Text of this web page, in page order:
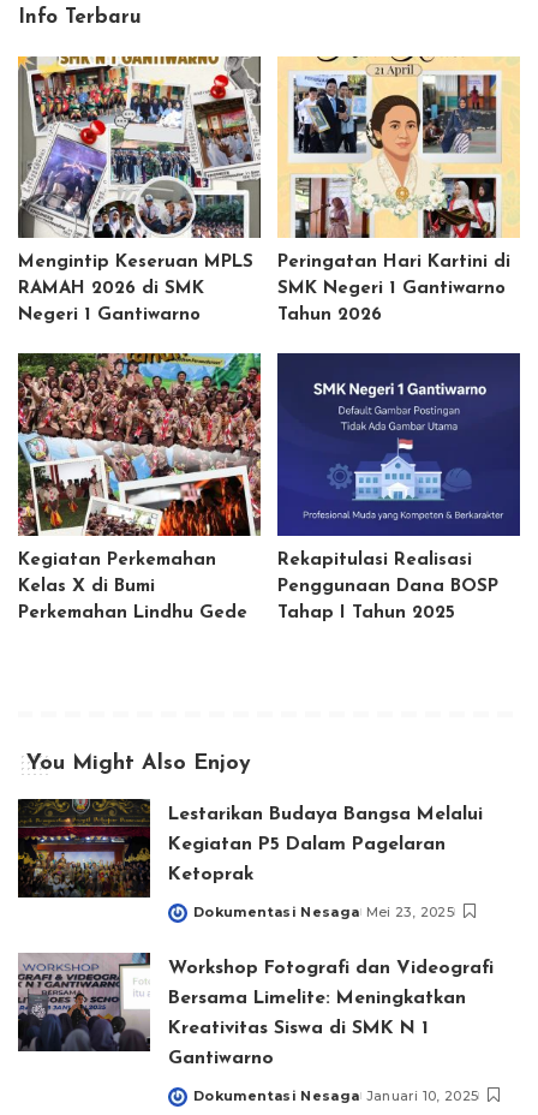
Info Terbaru
Mengintip Keseruan MPLS
RAMAH 2026 di SMK
Negeri 1 Gantiwarno
Peringatan Hari Kartini di
SMK Negeri 1 Gantiwarno
Tahun 2026
Kegiatan Perkemahan
Kelas X di Bumi
Perkemahan Lindhu Gede
Rekapitulasi Realisasi
Penggunaan Dana BOSP
Tahap I Tahun 2025
You Might Also Enjoy
Lestarikan Budaya Bangsa Melalui
Kegiatan P5 Dalam Pagelaran
Ketoprak
Posted
Dokumentasi Nesaga Mei 23, 2025
Workshop Fotografi dan Videografi
Bersama Limelite: Meningkatkan
Kreativitas Siswa di SMK N 1
Gantiwarno
Posted
Dokumentasi Nesaga Januari 10, 2025